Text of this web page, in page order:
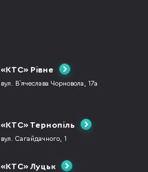
«КТС» Рівне
вул. В`ячеслава Чорновола, 17а
«КТС» Тернопіль
вул. Сагайдачного, 1
«КТС» Луцьк